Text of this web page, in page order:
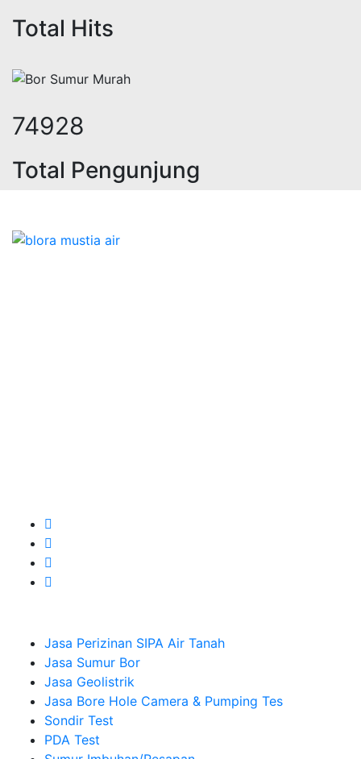
Total Hits
93505
Total Pengunjung
Jasa Perizinan SIPA Air Tanah
Jasa Sumur Bor
Jasa Geolistrik
Jasa Bore Hole Camera & Pumping Tes
Sondir Test
PDA Test